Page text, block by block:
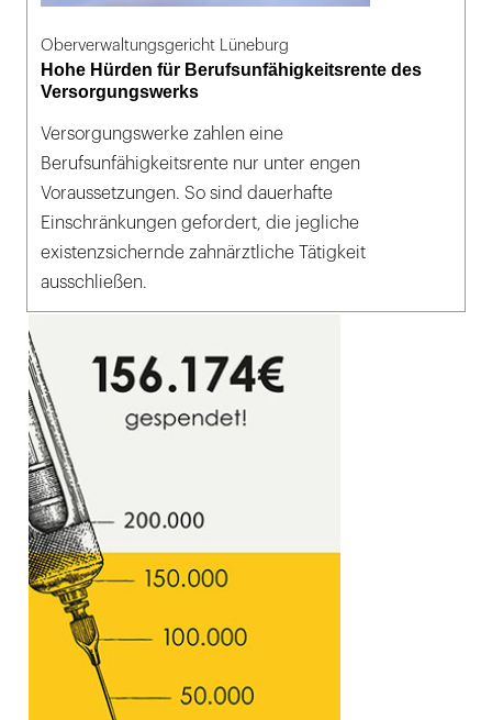
Oberverwaltungsgericht Lüneburg
Hohe Hürden für Berufsunfähigkeitsrente des
Versorgungswerks
Versorgungswerke zahlen eine
Berufsunfähigkeitsrente nur unter engen
Voraussetzungen. So sind dauerhafte
Einschränkungen gefordert, die jegliche
existenzsichernde zahnärztliche Tätigkeit
ausschließen.